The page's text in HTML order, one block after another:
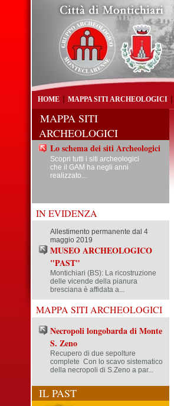
HOME MAPPA SITI ARCHEOLOGICI
MAPPA SITI
ARCHEOLOGICI
Lo schema dei siti Archeologici
Scopri tutti i siti archeologici
che il GAM ha negli anni
realizzato...
IN EVIDENZA
Allestimento permanente dal 4
maggio 2019
MUSEO ARCHEOLOGICO
"PAST"
Montichiari (BS): La ricostruzione
delle vicende della pianura
bresciana è affidata a...
MAPPA SITI ARCHEOLOGICI
Necropoli longobarda di Monte
S. Zeno
Recupero di due sepolture
complete Con lo scavo sistematico
della necropoli di S.Zeno a par...
IL PAST